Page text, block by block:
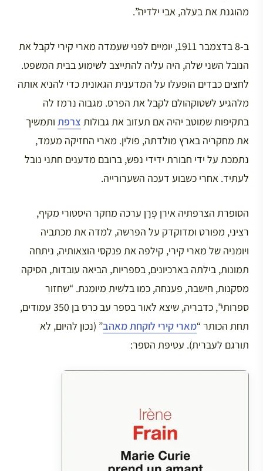
מהוגנת את בעלה, אבי ילדיה”.
ב-8 בדצמבר 1911, יומיים לפני שעמדה מארי קירי לקבל את
הנובל השני שלה, היה עליה להתייצב לשימוע בבית המשפט.
לחצים כבדים הופעלו על המדענית הגאונית כדי להניא אותה
מלהגיע לשטוקהולם לקבל את הפרס. מגבוה נרמז לה
בתקיפות שמוטב יהיה אם תעזוב את גבולות צרפת ותמשיך
את מחקריה בארץ מולדתה, פולין. מארי החזיקה מעמד,
נתמכת על ידי חבורת ידידי נפש, ברובם מדענים חתני נובל
לעתיד. אחרי כשבוע דעכה השערורייה.
הסופרת הצרפתיה אירן פְרָן ערכה מחקר היסטורי מקיף,
רציני, מפורט ומדוקדק על הפרשה, למדה את מכתביה
ויומניה של מארי קירי, קילפה את פנקסי הוצאותיה, ניתחה
תמונות, בילתה בארכיונים, בספריות, הביאה עובדות, הסיקה
מסקנות, חישבה, פענחה, כמו בלשית מיומנת. “שחזור
ספרותי”, כדבריה, שיצא לאור בספר עב כרס בן 350 עמודים,
תחת הכותר “מארי קירי לוקחת מאהב” (נכון להיום, לא
תורגם לעברית). עטיפת הספר: